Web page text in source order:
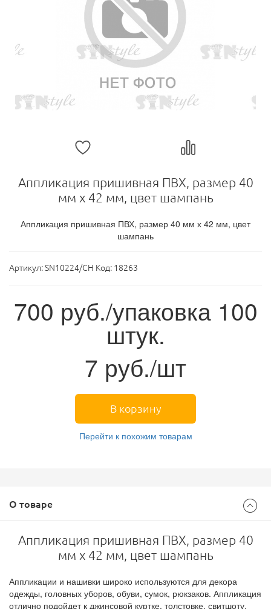
Аппликация пришивная ПВХ, размер 40
мм х 42 мм, цвет шампань
Аппликация пришивная ПВХ, размер 40 мм х 42 мм, цвет
шампань
Артикул:SN10224/CH Код: 18263
700 руб./упаковка 100
штук.
7 руб./шт
В корзину
Перейти к похожим товарам
О товаре
Аппликация пришивная ПВХ, размер 40
мм х 42 мм, цвет шампань
Аппликации и нашивки широко используются для декора
одежды, головных уборов, обуви, сумок, рюкзаков. Аппликация
отлично подойдет к джинсовой куртке, толстовке, свитшоту,